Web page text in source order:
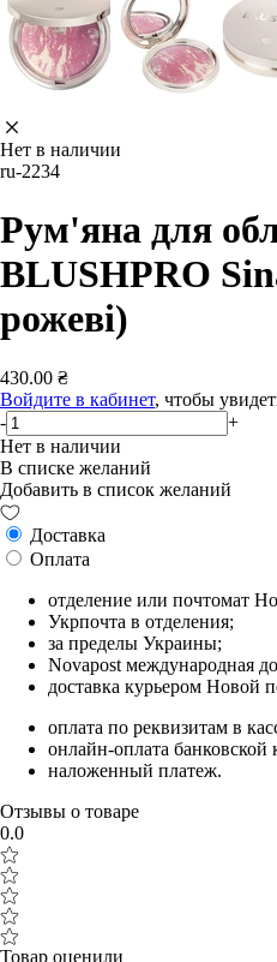
Нет в наличии
ru-2234
Рум'яна для
BLUSHPRO
рожеві)
430.00 ₴
Войдите в кабинет, чтобы
-
+
Нет в наличии
В списке желаний
Добавить в список желаний
Доставка
Оплата
отделение или почтомат
Укрпочта в отделения;
за пределы Украины;
Novapost международная
доставка курьером Новой
оплата по реквизитам в
онлайн-оплата банковской
наложенный платеж.
Отзывы о товаре
0.0
Товар оценили